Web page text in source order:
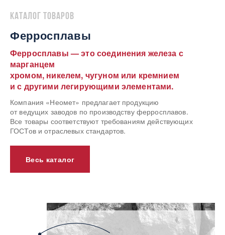
Каталог товаров
Ферросплавы
Ферросплавы — это соединения железа с
марганцем
хромом, никелем, чугуном или кремнием
и с другими легирующими элементами.
Компания «Неомет» предлагает продукцию
от ведущих заводов по производству ферросплавов.
Все товары соответствуют требованиям действующих
ГОСТов и отраслевых стандартов.
Весь каталог